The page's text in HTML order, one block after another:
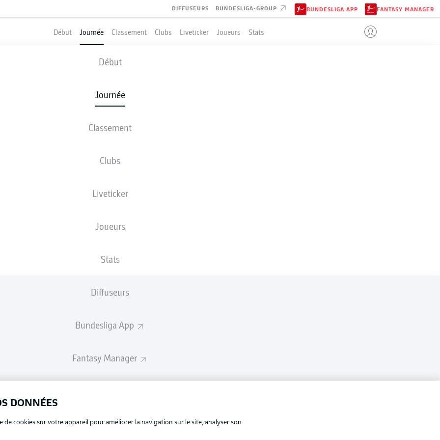
DIFFUSEURS BUNDESLIGA-GROUP BUNDESLIGA APP FANTASY MANAGER
Début Journée Classement Clubs Liveticker Joueurs Stats
Début
Journée
Classement
Clubs
Liveticker
Joueurs
Stats
Diffuseurs
Bundesliga App
Fantasy Manager
MAINZ - VFB STUTTGART
COMPOSITIONS STATISTIQUES
Les compositions seront annoncées 60 minutes avant le coup d’envoi
DONNÉES
de cookies sur votre appareil pour améliorer la navigation sur le site, analyser son